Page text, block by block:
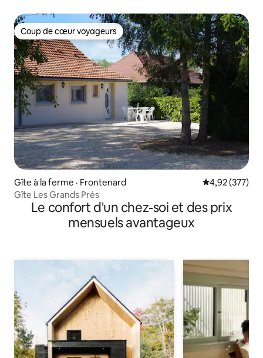
Coup de cœur voyageurs
Coup de cœur voyageurs
Gîte à la ferme · Frontenard Note
4,92 (377)
Gîte Les Grands Prés
Le confort d'un chez-soi et des prix
mensuels avantageux